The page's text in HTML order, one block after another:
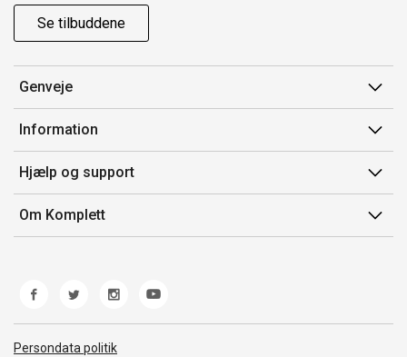
Se tilbuddene
Genveje
Min side
Ordrehistorik
Gavekort
Information
Salgsbetingelser
Mærker/producent
Fortrydelsesret
Hjælp og support
Kontakt os
Kundeservice
Fejl/Mangler
Fragt og levering
Om Komplett
Persondata politik